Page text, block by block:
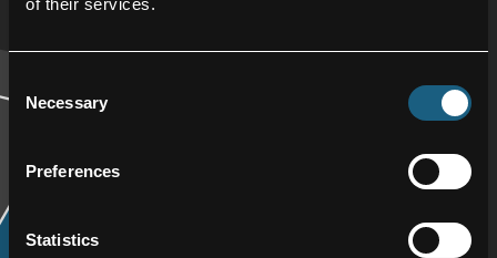
of their services.
Selection
Necessary
Preferences
Statistics